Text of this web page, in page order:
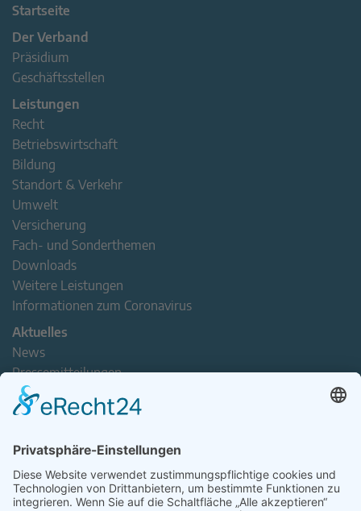
Startseite
Der Verband
Präsidium
Geschäftsstellen
Leistungen
Recht
Betriebswirtschaft
Bildung
Standort & Verkehr
Umwelt
Versicherung
Fach- und Sonderthemen
Downloads
Weitere Leistungen
Informationen zum Coronavirus
Aktuelles
News
Pressemitteilungen
Newsletter
Handel(n) im Norden – Mitgliederjournal
Verband erleben
Der Tag des Norddeutschen Handels
Jetzt Mitarbeitende nominieren – Personal Award 2026